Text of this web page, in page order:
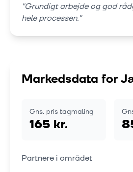
"Grundigt arbejde og god
hele processen."
Markedsdata for
Gns. pris tagmaling
165 kr.
Partnere i området